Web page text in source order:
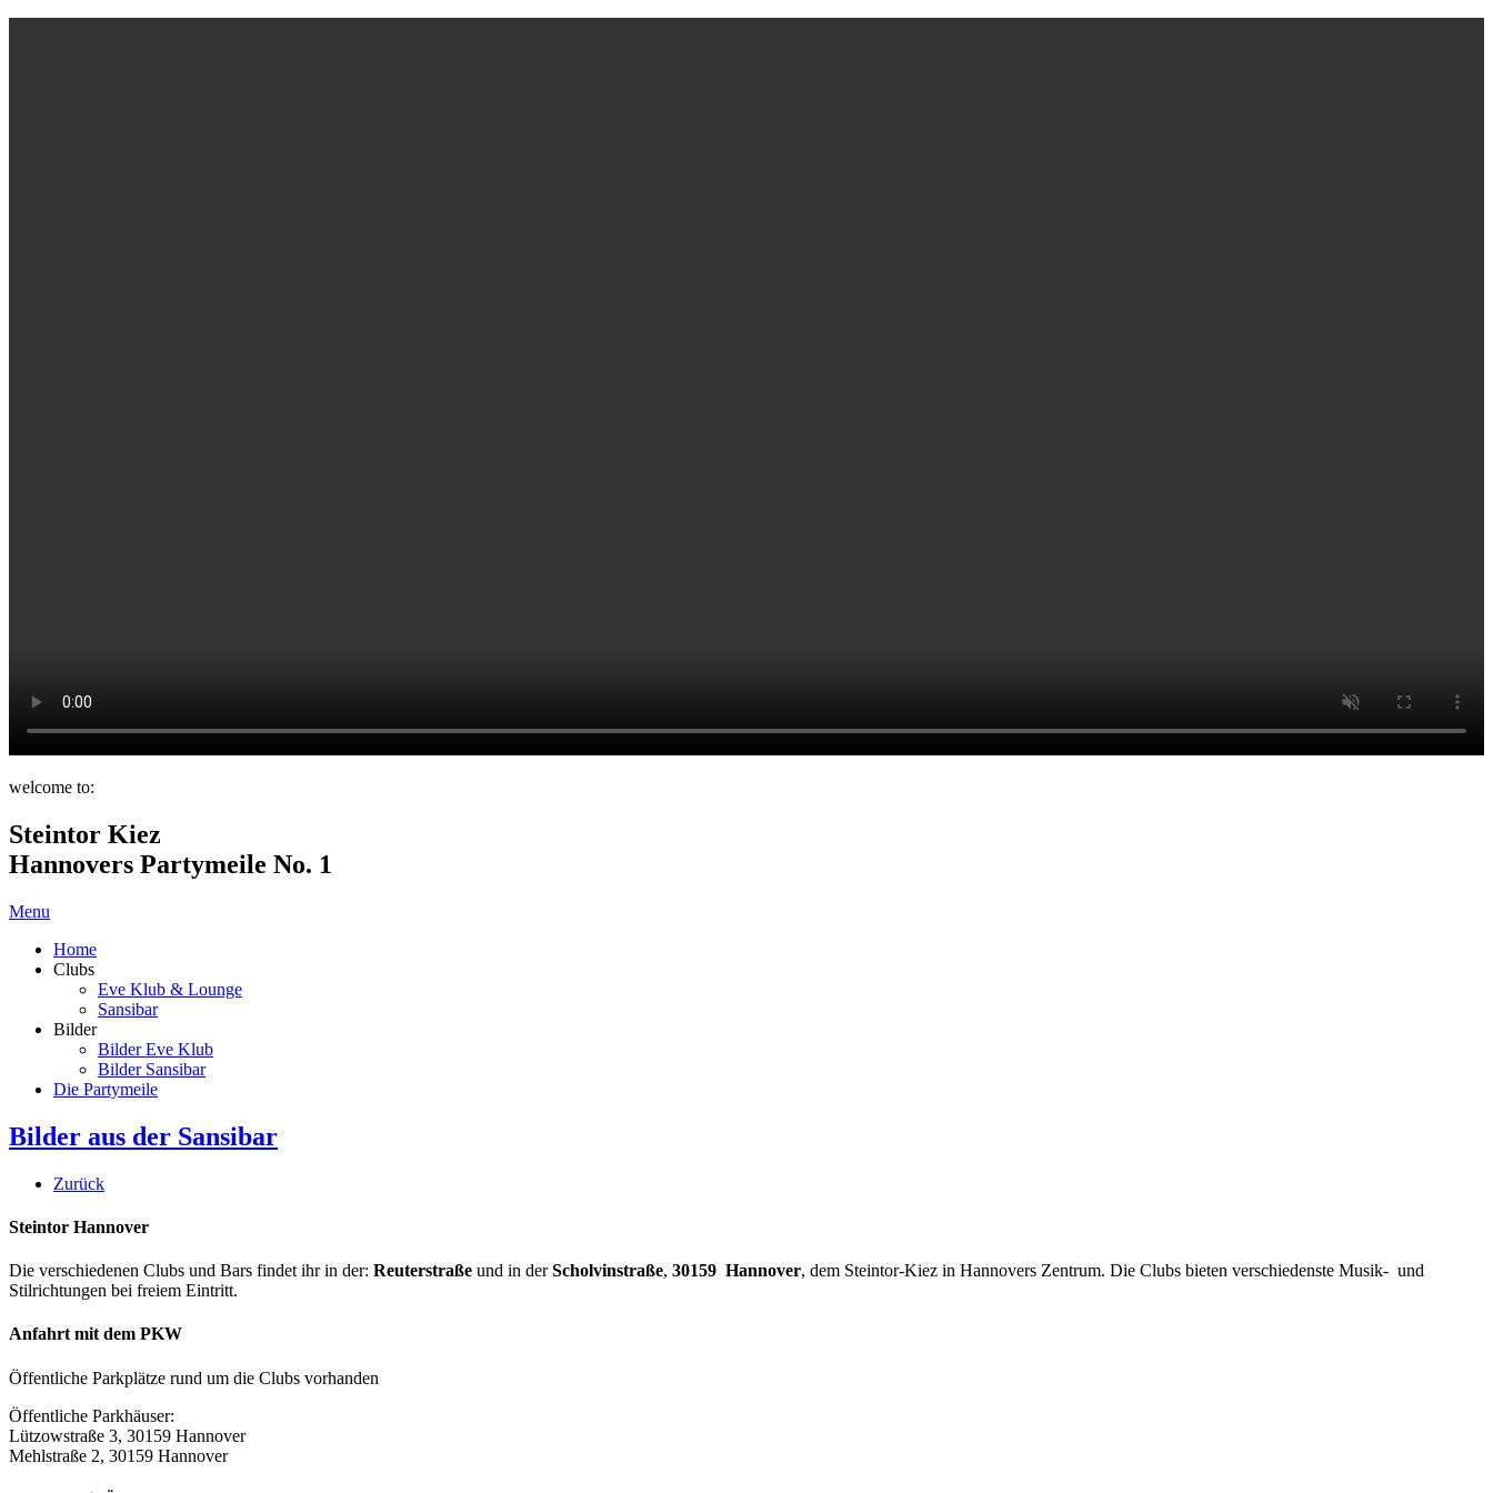
welcome to:
Steintor Kiez
Hannovers Partymeile No. 1
Menu
Home
Clubs
Eve Klub & Lounge
Sansibar
Bilder
Bilder Eve Klub
Bilder Sansibar
Die Partymeile
Bilder aus der Sansibar
Zurück
Steintor Hannover
Die verschiedenen Clubs und Bars findet ihr in der: Reuterstraße und in derScholvinstraße, 30159 Hannover, dem Steintor-Kiez in Hannovers Zentrum. Die Clubs bieten verschiedenste Musik- und
Stilrichtungen bei freiem Eintritt.
Anfahrt mit dem PKW
Öffentliche Parkplätze rund um die Clubs vorhanden
Öffentliche Parkhäuser:
Lützowstraße 3, 30159 Hannover
Mehlstraße 2, 30159 Hannover